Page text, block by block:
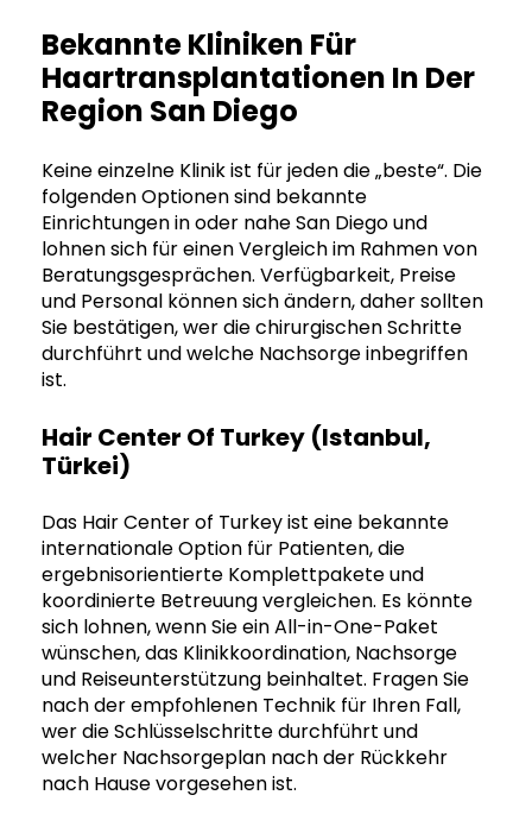
Bekannte Kliniken Für
Haartransplantationen In Der
Region San Diego
Keine einzelne Klinik ist für jeden die „beste“. Die
folgenden Optionen sind bekannte
Einrichtungen in oder nahe San Diego und
lohnen sich für einen Vergleich im Rahmen von
Beratungsgesprächen. Verfügbarkeit, Preise
und Personal können sich ändern, daher sollten
Sie bestätigen, wer die chirurgischen Schritte
durchführt und welche Nachsorge inbegriffen
ist.
Hair Center Of Turkey (Istanbul,
Türkei)
Das Hair Center of Turkey ist eine bekannte
internationale Option für Patienten, die
ergebnisorientierte Komplettpakete und
koordinierte Betreuung vergleichen. Es könnte
sich lohnen, wenn Sie ein All-in-One-Paket
wünschen, das Klinikkoordination, Nachsorge
und Reiseunterstützung beinhaltet. Fragen Sie
nach der empfohlenen Technik für Ihren Fall,
wer die Schlüsselschritte durchführt und
welcher Nachsorgeplan nach der Rückkehr
nach Hause vorgesehen ist.